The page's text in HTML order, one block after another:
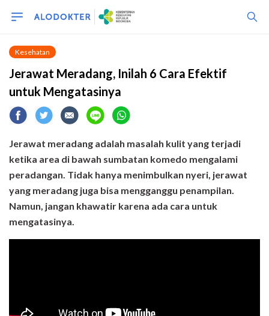
Kesehatan
Jerawat Meradang, Inilah 6 Cara Efektif
untuk Mengatasinya
Jerawat meradang adalah masalah kulit yang terjadi
ketika area di bawah sumbatan komedo mengalami
peradangan. Tidak hanya menimbulkan nyeri, jerawat
yang meradang juga bisa mengganggu penampilan.
Namun, jangan khawatir karena ada cara untuk
mengatasinya.